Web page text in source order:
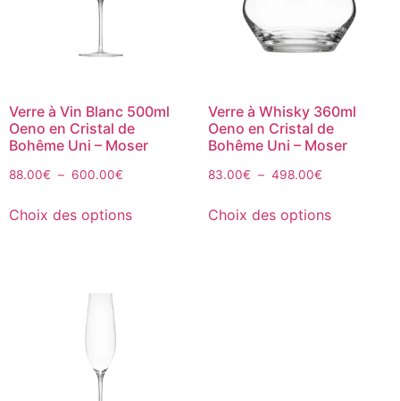
Verre à Vin Blanc 500ml
Oeno en Cristal de
Bohême Uni – Moser
88.00€ – 600.00€
Choix des options
Verre à Whisky 360ml
Oeno en Cristal de
Bohême Uni – Moser
83.00€ – 498.00€
Choix des options